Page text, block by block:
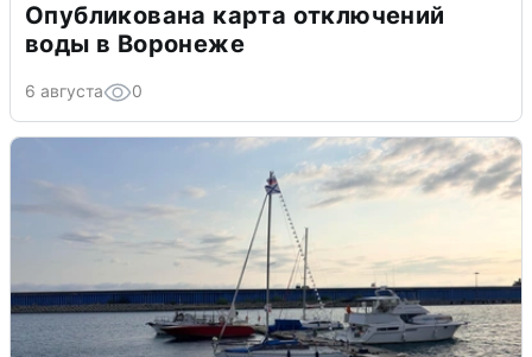
Опубликована карта отключений
воды в Воронеже
6 августа 0